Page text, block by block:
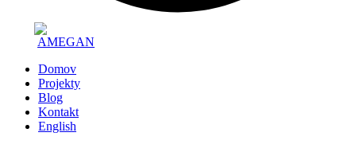
Domov
Projekty
Blog
Kontakt
English